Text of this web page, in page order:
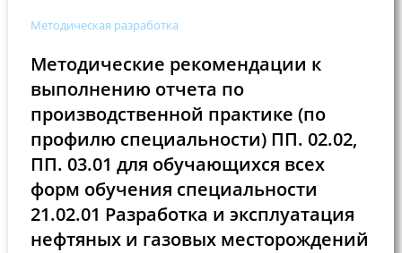
Методическая разработка
Методические рекомендации к
выполнению отчета по
производственной практике (по
профилю специальности) ПП. 02.02,
ПП. 03.01 для обучающихся всех
форм обучения специальности
21.02.01 Разработка и эксплуатация
нефтяных и газовых месторождений